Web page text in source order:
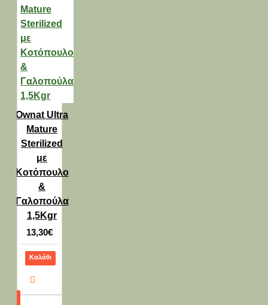
Ownat Ultra
Mature
Sterilized
με
Κοτόπουλο
&
Γαλοπούλα
1,5Kgr
13,30€
Καλάθι